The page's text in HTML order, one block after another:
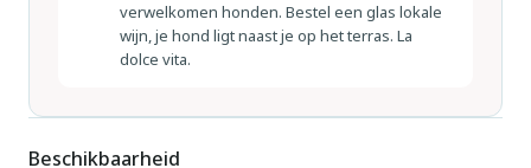
verwelkomen honden. Bestel een glas lokale
wijn, je hond ligt naast je op het terras. La
dolce vita.
Beschikbaarheid